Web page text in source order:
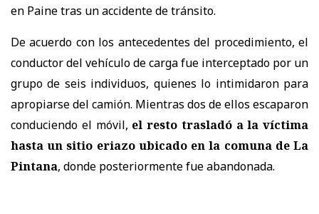
en Paine tras un accidente de tránsito.
De acuerdo con los antecedentes del procedimiento, el
conductor del vehículo de carga fue interceptado por un
grupo de seis individuos, quienes lo intimidaron para
apropiarse del camión. Mientras dos de ellos escaparon
conduciendo el móvil, el resto trasladó a la víctima
hasta un sitio eriazo ubicado en la comuna de La
Pintana, donde posteriormente fue abandonada.